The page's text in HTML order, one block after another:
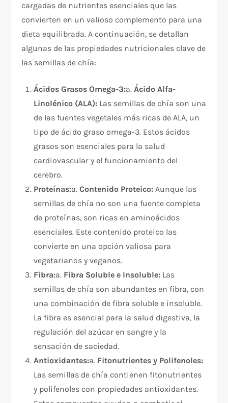
cargadas de nutrientes esenciales que las
convierten en un valioso complemento para una
dieta equilibrada. A continuación, se detallan
algunas de las propiedades nutricionales clave de
las semillas de chía:
Ácidos Grasos Omega-3:a.Ácido Alfa-
Linolénico (ALA): Las semillas de chía son una
de las fuentes vegetales más ricas de ALA, un
tipo de ácido graso omega-3. Estos ácidos
grasos son esenciales para la salud
cardiovascular y el funcionamiento del
cerebro.
Proteínas:a.Contenido Proteico: Aunque las
semillas de chía no son una fuente completa
de proteínas, son ricas en aminoácidos
esenciales. Este contenido proteico las
convierte en una opción valiosa para
vegetarianos y veganos.
Fibra:a. Fibra Soluble e Insoluble: Las
semillas de chía son abundantes en fibra, con
una combinación de fibra soluble e insoluble.
La fibra es esencial para la salud digestiva, la
regulación del azúcar en sangre y la
sensación de saciedad.
Antioxidantes:a. Fitonutrientes y Polifenoles:
Las semillas de chía contienen fitonutrientes
y polifenoles con propiedades antioxidantes.